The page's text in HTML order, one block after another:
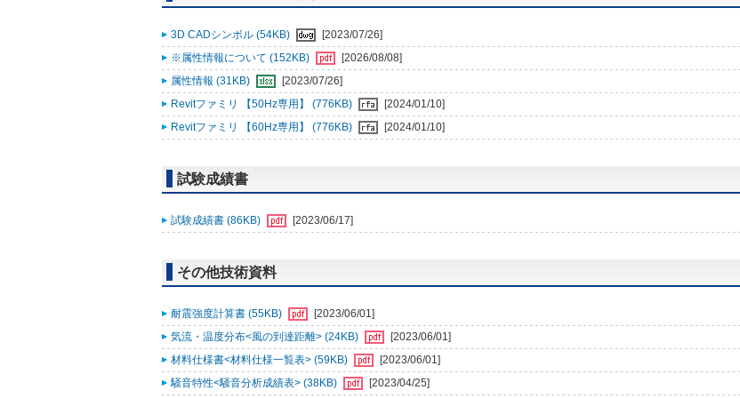
3D CADシンボル (54KB)
[2023/07/26]
※属性情報について (152KB)
[2026/08/08]
属性情報 (31KB)
[2023/07/26]
Revitファミリ 【50Hz専用】 (776KB)
[2024/01/10]
Revitファミリ 【60Hz専用】 (776KB)
[2024/01/10]
試験成績書
試験成績書 (86KB) [2023/06/17]
その他技術資料
耐震強度計算書 (55KB)
[2023/06/01]
気流・温度分布<風の到達距離> (24KB)
[2023/06/01]
材料仕様書<材料仕様一覧表> (59KB)
[2023/06/01]
騒音特性<騒音分析成績表> (38KB)
[2023/04/25]